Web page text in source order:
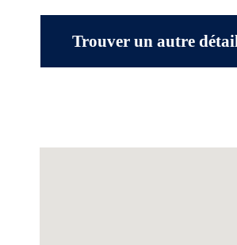
Trouver un autre